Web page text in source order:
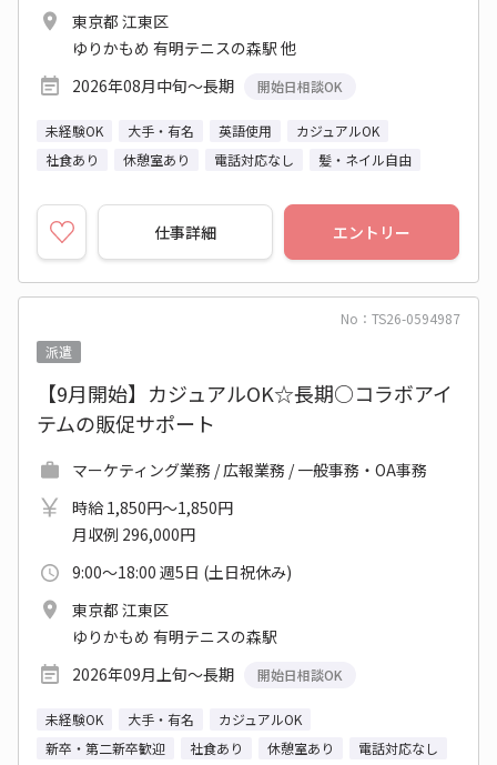
東京都 江東区
ゆりかもめ 有明テニスの森駅 他
2026年08月中旬～長期
開始日相談OK
未経験OK 大手・有名 英語使用
カジュアルOK
社食あり
休憩室あり 電話対応なし 髪・ネイル自由
仕事詳細 エントリー
No：TS26-0594987
派遣
【9月開始】カジュアルOK☆長期○コラボアイ
テムの販促サポート
マーケティング業務 / 広報業務 / 一般事務・OA事務
時給 1,850円～1,850円
月収例 296,000円
9:00～18:00 週5日 (土日祝休み)
東京都 江東区
ゆりかもめ 有明テニスの森駅
2026年09月上旬～長期
開始日相談OK
未経験OK 大手・有名
カジュアルOK
新卒・第二新卒歓迎
社食あり 休憩室あり
電話対応なし